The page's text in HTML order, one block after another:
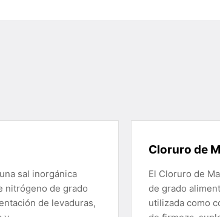
sal inorgánica
nitrógeno de grado
de levaduras,
Cloruro de
El Cloruro de
de grado
utilizada como